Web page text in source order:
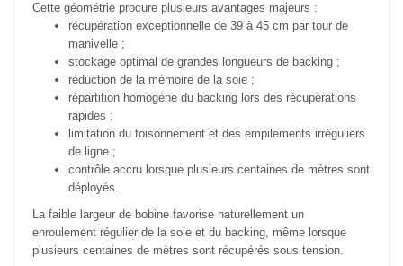
Cette géométrie procure plusieurs avantages majeurs :
récupération exceptionnelle de 39 à 45 cm par tour de
manivelle ;
stockage optimal de grandes longueurs de backing ;
réduction de la mémoire de la soie ;
répartition homogène du backing lors des récupérations
rapides ;
limitation du foisonnement et des empilements irréguliers
de ligne ;
contrôle accru lorsque plusieurs centaines de mètres sont
déployés.
La faible largeur de bobine favorise naturellement un
enroulement régulier de la soie et du backing, même lorsque
plusieurs centaines de mètres sont récupérés sous tension.